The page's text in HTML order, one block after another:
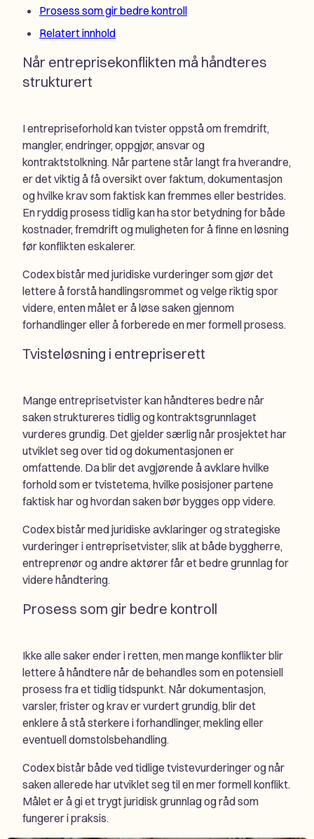
Prosess som gir bedre kontroll
Relatert innhold
Når entreprisekonflikten må håndteres
strukturert
I entrepriseforhold kan tvister oppstå om fremdrift,
mangler, endringer, oppgjør, ansvar og
kontraktstolkning. Når partene står langt fra hverandre,
er det viktig å få oversikt over faktum, dokumentasjon
og hvilke krav som faktisk kan fremmes eller bestrides.
En ryddig prosess tidlig kan ha stor betydning for både
kostnader, fremdrift og muligheten for å finne en løsning
før konflikten eskalerer.
Codex bistår med juridiske vurderinger som gjør det
lettere å forstå handlingsrommet og velge riktig spor
videre, enten målet er å løse saken gjennom
forhandlinger eller å forberede en mer formell prosess.
Tvisteløsning i entrepriserett
Mange entreprisetvister kan håndteres bedre når
saken struktureres tidlig og kontraktsgrunnlaget
vurderes grundig. Det gjelder særlig når prosjektet har
utviklet seg over tid og dokumentasjonen er
omfattende. Da blir det avgjørende å avklare hvilke
forhold som er tvistetema, hvilke posisjoner partene
faktisk har og hvordan saken bør bygges opp videre.
Codex bistår med juridiske avklaringer og strategiske
vurderinger i entreprisetvister, slik at både byggherre,
entreprenør og andre aktører får et bedre grunnlag for
videre håndtering.
Prosess som gir bedre kontroll
Ikke alle saker ender i retten, men mange konflikter blir
lettere å håndtere når de behandles som en potensiell
prosess fra et tidlig tidspunkt. Når dokumentasjon,
varsler, frister og krav er vurdert grundig, blir det
enklere å stå sterkere i forhandlinger, mekling eller
eventuell domstolsbehandling.
Codex bistår både ved tidlige tvistevurderinger og når
saken allerede har utviklet seg til en mer formell konflikt.
Målet er å gi et trygt juridisk grunnlag og råd som
fungerer i praksis.